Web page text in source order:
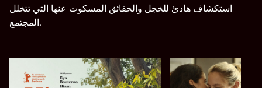
استكشاف هادئ للخجل والحقائق المسكوت عنها التي تتخلل
المجتمع.